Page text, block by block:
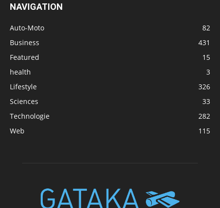
NAVIGATION
Auto-Moto
82
Business
431
Featured
15
health
3
Lifestyle
326
Sciences
33
Technologie
282
Web
115